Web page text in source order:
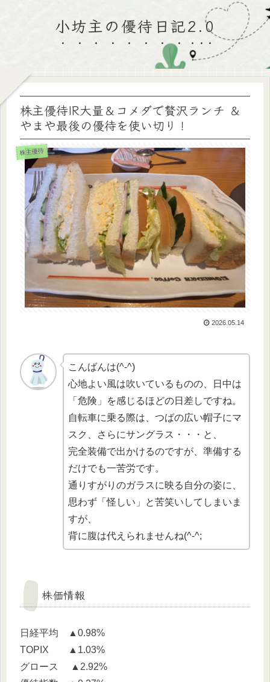
小坊主の優待日記2.0
株主優待IR大量＆コメダで贅沢ランチ ＆
やまや最後の優待を使い切り！
株主優待
2026.05.14
こんばんは(^-^)
心地よい風は吹いているものの、日中は
「危険」を感じるほどの日差しですね。
自転車に乗る際は、つばの広い帽子にマ
スク、さらにサングラス・・・と、
完全装備で出かけるのですが、準備する
だけでも一苦労です。
通りすがりのガラスに映る自分の姿に、
思わず「怪しい」と苦笑いしてしまいま
すが、
背に腹は代えられませんね(^-^;
株価情報
日経平均 ▲0.98%
TOPIX ▲1.03%
グロース ▲2.92%